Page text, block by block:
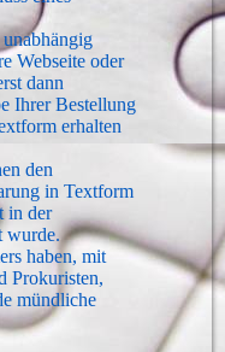
Webseite oder
dann
Ihrer Bestellung
erhalten
den
in Textform
in der
wurde.
haben, mit
Prokuristen,
mündliche